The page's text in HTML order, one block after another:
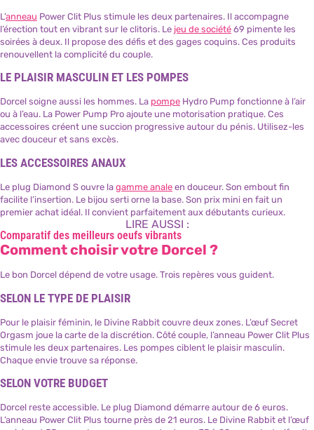
L’anneau Power Clit Plus stimule les deux partenaires. Il accompagne
l’érection tout en vibrant sur le clitoris. Le jeu de société 69 pimente les
soirées à deux. Il propose des défis et des gages coquins. Ces produits
renouvellent la complicité du couple.
LE PLAISIR MASCULIN ET LES POMPES
Dorcel soigne aussi les hommes. La pompe Hydro Pump fonctionne à l’air
ou à l’eau. La Power Pump Pro ajoute une motorisation pratique. Ces
accessoires créent une succion progressive autour du pénis. Utilisez-les
avec douceur et sans excès.
LES ACCESSOIRES ANAUX
Le plug Diamond S ouvre la gamme anale en douceur. Son embout fin
facilite l’insertion. Le bijou serti orne la base. Son prix mini en fait un
premier achat idéal. Il convient parfaitement aux débutants curieux.
LIRE AUSSI :
Comparatif des meilleurs oeufs vibrants
Comment choisir votre Dorcel ?
Le bon Dorcel dépend de votre usage. Trois repères vous guident.
SELON LE TYPE DE PLAISIR
Pour le plaisir féminin, le Divine Rabbit couvre deux zones. L’œuf Secret
Orgasm joue la carte de la discrétion. Côté couple, l’anneau Power Clit Plus
stimule les deux partenaires. Les pompes ciblent le plaisir masculin.
Chaque envie trouve sa réponse.
SELON VOTRE BUDGET
Dorcel reste accessible. Le plug Diamond démarre autour de 6 euros.
L’anneau Power Clit Plus tourne près de 21 euros. Le Divine Rabbit et l’œuf